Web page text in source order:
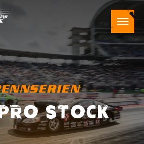
STOCK